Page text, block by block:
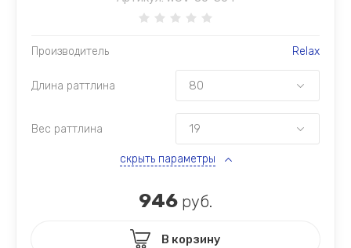
Производитель Relax
Длина раттлина
Вес раттлина
скрыть параметры
946 руб.
В корзину